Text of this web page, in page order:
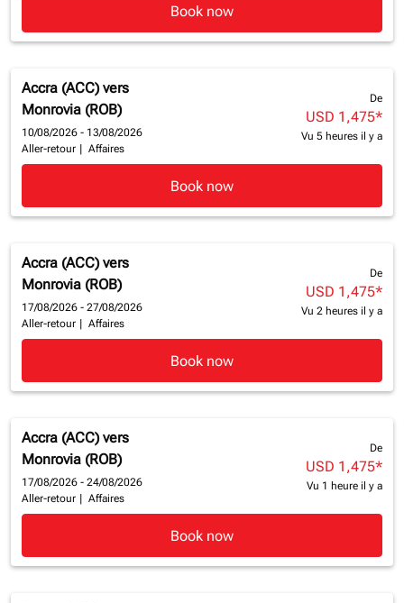
Book now
Accra (ACC) vers
Monrovia (ROB)
10/08/2026 - 13/08/2026
Aller-retour
Affaires
De
USD 1,475*
Vu 5 heures il y a
Book now
Accra (ACC) vers
Monrovia (ROB)
17/08/2026 - 27/08/2026
Aller-retour
Affaires
De
USD 1,475*
Vu 2 heures il y a
Book now
Accra (ACC) vers
Monrovia (ROB)
17/08/2026 - 24/08/2026
Aller-retour
Affaires
De
USD 1,475*
Vu 1 heure il y a
Book now